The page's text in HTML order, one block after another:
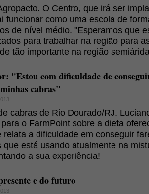
O Centro, que irá ser
funcionar como uma escola de
de nível médio. "Esperamos que
para trabalhar na região para
tão importante na região
"Estou com dificuldade de
cabras"
cabras de Rio Dourado/RJ,
o FarmPoint sobre a dieta
relata a dificuldade em conseguir
que está usando atualmente na
a sua experiência!
e do futuro